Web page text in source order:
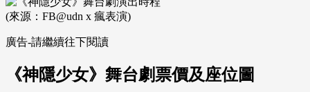
(來源：FB@udn x 瘋表演)
廣告-請繼續往下閱讀
《神隱少女》舞台劇票價及座位圖